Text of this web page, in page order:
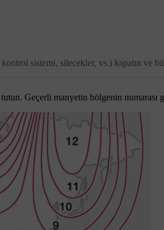
sistemi, silecekler, vs.) kapatın ve
tutun. Geçerli manyetin bölgenin numarası